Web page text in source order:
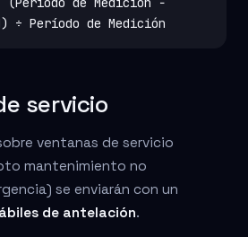
÷ Período de Medición
servicio
ventanas de servicio
mantenimiento no
se enviarán con un
de antelación.